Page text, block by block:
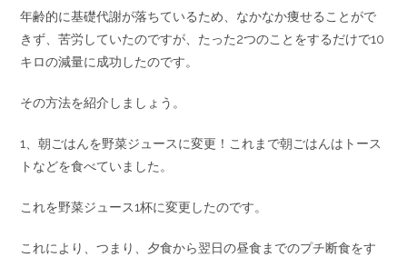
年齢的に基礎代謝が落ちているため、なかなか痩せることがで
きず、苦労していたのですが、たった2つのことをするだけで10
キロの減量に成功したのです。
その方法を紹介しましょう。
1、朝ごはんを野菜ジュースに変更！これまで朝ごはんはトース
トなどを食べていました。
これを野菜ジュース1杯に変更したのです。
これにより、つまり、夕食から翌日の昼食までのプチ断食をす